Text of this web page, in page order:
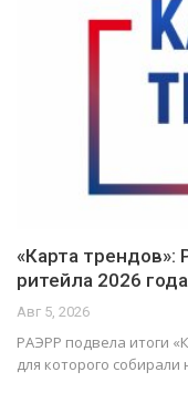
«Карта
ритейла 2026 года
Авг 5, 2026
РАЭРР подвела итоги
для которого